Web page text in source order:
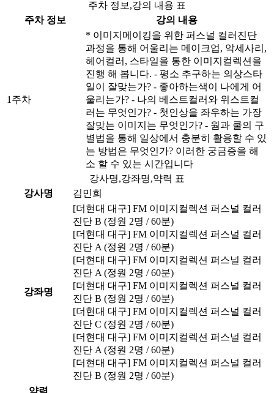
주차 정보,강의 내용 표
주차 정보
강의 내용
1주차
* 이미지메이킹을 위한 퍼스널 컬러진단
과정을 통해 어울리는 메이크업, 악세사리,
헤어컬러, 스타일을 통한 이미지컬렉션을
진행 해 봅니다. - 평소 추구하는 의상스타
일이 잘맞는가? - 좋아하는색이 나에게 어
울리는가? - 나의 베스트컬러와 위스트컬
러는 무엇인가? - 첫인상을 좌우하는 가장
잘맞는 이미지는 무엇인가? - 웜과 쿨의 구
별법을 통해 일상에서 충분히 활용할 수 있
는 방법은 무엇인가? 이러한 궁금증을 해
소 할 수 있는 시간입니다
강사명,강좌명,약력 표
강사명
김민희
강좌명
[더현대 대구] FM 이미지컬렉션 퍼스널 컬러
진단 B (정원 2명 / 60분)
[더현대 대구] FM 이미지컬렉션 퍼스널 컬러
진단 A (정원 2명 / 60분)
[더현대 대구] FM 이미지컬렉션 퍼스널 컬러
진단 A (정원 2명 / 60분)
[더현대 대구] FM 이미지컬렉션 퍼스널 컬러
진단 B (정원 2명 / 60분)
[더현대 대구] FM 이미지컬렉션 퍼스널 컬러
진단 C (정원 2명 / 60분)
[더현대 대구] FM 이미지컬렉션 퍼스널 컬러
진단 A (정원 2명 / 60분)
[더현대 대구] FM 이미지컬렉션 퍼스널 컬러
진단 B (정원 2명 / 60분)